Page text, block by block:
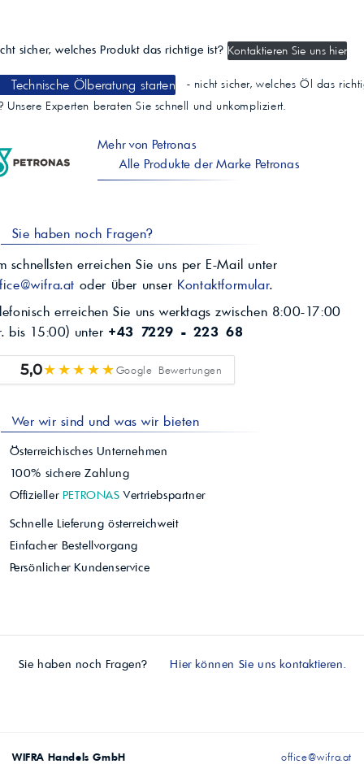
sicher, welches Produkt das richtige ist? Kontaktieren Sie uns hier
Technische Ölberatung starten
- nicht sicher, welches Öl das
Unsere Experten beraten Sie schnell und unkompliziert.
Mehr von Petronas
Alle Produkte der Marke Petronas
Sie haben noch Fragen?
schnellsten erreichen Sie uns per E-Mail unter
oder über unser Kontaktformular.
erreichen Sie uns werktags zwischen 8:00-17:00
bis 15:00) unter +43 7229 - 223 68
5,0★★★★★Google Bewertungen
Wer wir sind und was wir bieten
Österreichisches Unternehmen
100% sichere Zahlung
Offizieller PETRONAS Vertriebspartner
Schnelle Lieferung österreichweit
Einfacher Bestellvorgang
Persönlicher Kundenservice
Sie haben noch Fragen? Hier können Sie uns kontaktieren.
WIFRA Handels GmbH office@wifra.at